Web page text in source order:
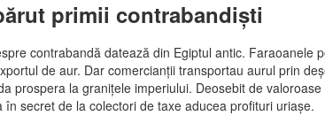
primii contrabandiști
contrabandă datează din Egiptul antic. Faraoanele
de aur. Dar comercianții transportau aurul prin
prospera la granițele imperiului. Deosebit de
în secret de la colectori de taxe aducea profituri uriașe.